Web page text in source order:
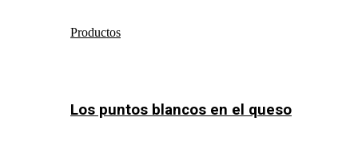
Productos
Los puntos blancos en el queso